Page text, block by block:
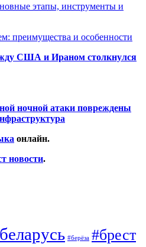
этапы, инструменты и
преимущества и особенности
США и Ираном столкнулся
ночной атаки повреждены
онлайн.
новости.
#берёза #брест